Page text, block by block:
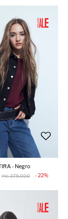
- Negro
PYG 379.000 22